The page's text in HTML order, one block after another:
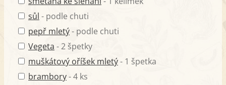
sůl - podle chuti
pepř mletý- podle chuti
Vegeta - 2 špetky
muškátový oříšek mletý- 1 špetka
brambory- 4 ks